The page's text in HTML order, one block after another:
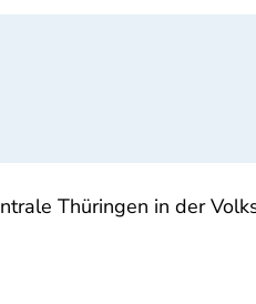
Thüringen in der